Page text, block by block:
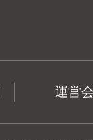
運営